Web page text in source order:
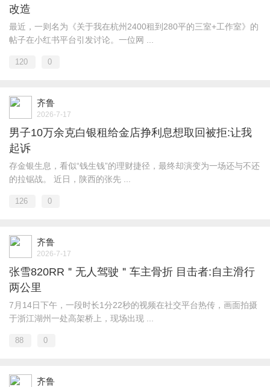
改造
最近，一则名为《关于我在杭州2400租到280平的三室+工作室》的
帖子在小红书平台引发讨论。一位网 ...
120 0
齐鲁
2026-7-17
男子10万余克白银租给金店挣利息想取回被拒:让我
起诉
存金银生息，看似“钱生钱”的理财捷径，最终却演变为一场还与不还
的拉锯战。 近日，陕西的张先 ...
126 0
齐鲁
2026-7-17
张雪820RR＂无人驾驶＂车主骨折 目击者:自主滑行
两公里
7月14日下午，一段时长1分22秒的视频在社交平台热传，画面拍摄
于浙江湖州一处高架桥上，现场出现 ...
88 0
齐鲁